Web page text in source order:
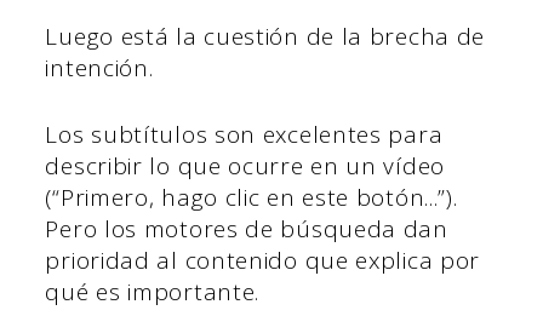
Luego está la cuestión de la brecha de
intención.
Los subtítulos son excelentes para
describir lo que ocurre en un vídeo
(“Primero, hago clic en este botón...”).
Pero los motores de búsqueda dan
prioridad al contenido que explica por
qué es importante.